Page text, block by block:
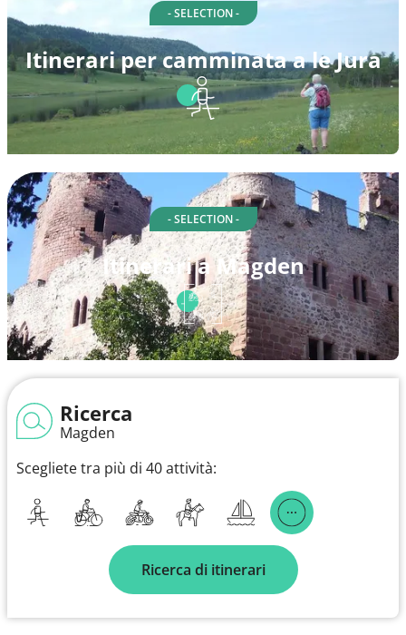
- SELECTION -
Itinerari per camminata a le Jura
- SELECTION -
Itinerari a Magden
Ricerca
Magden
Scegliete tra più di 40 attività:
Ricerca di itinerari